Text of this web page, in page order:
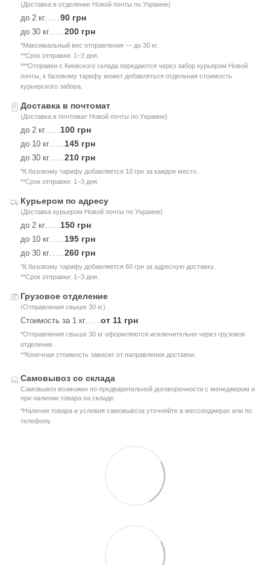
(Доставка в отделение Новой почты по Украине)
до 2 кг.....90 грн
до 30 кг.....200 грн
*Максимальный вес отправления — до 30 кг.
**Срок отправки: 1–3 дня.
***Отправки с Киевского склада передаются через забор курьером Новой
почты, к базовому тарифу может добавляться отдельная стоимость
курьерского забора.
Доставка в почтомат
(Доставка в почтомат Новой почты по Украине)
до 2 кг.....100 грн
до 10 кг.....145 грн
до 30 кг.....210 грн
*К базовому тарифу добавляется 10 грн за каждое место.
**Срок отправки: 1–3 дня.
Курьером по адресу
(Доставка курьером Новой почты по Украине)
до 2 кг.....150 грн
до 10 кг.....195 грн
до 30 кг.....260 грн
*К базовому тарифу добавляется 60 грн за адресную доставку.
**Срок отправки: 1–3 дня.
Грузовое отделение
(Отправления свыше 30 кг)
Стоимость за 1 кг.....от 11 грн
*Отправления свыше 30 кг оформляются исключительно через грузовое
отделение.
**Конечная стоимость зависит от направления доставки.
Самовывоз со склада
Самовывоз возможен по предварительной договоренности с менеджером и
при наличии товара на складе.
*Наличие товара и условия самовывоза уточняйте в мессенджерах или по
телефону.